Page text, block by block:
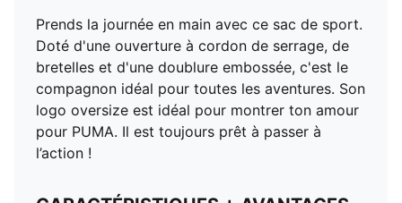
Prends la journée en main avec ce sac de sport.
Doté d'une ouverture à cordon de serrage, de
bretelles et d'une doublure embossée, c'est le
compagnon idéal pour toutes les aventures. Son
logo oversize est idéal pour montrer ton amour
pour PUMA. Il est toujours prêt à passer à
l’action !